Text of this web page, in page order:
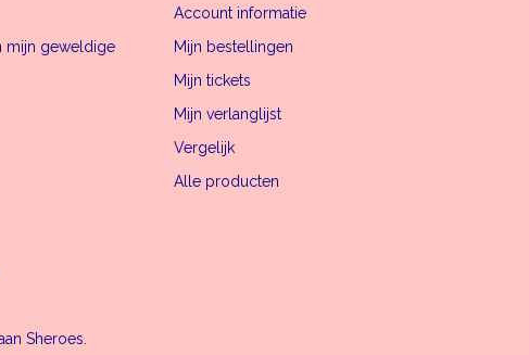
mijn geweldige
Sheroes.
Account informatie
Mijn bestellingen
Mijn tickets
Mijn verlanglijst
Vergelijk
Alle producten